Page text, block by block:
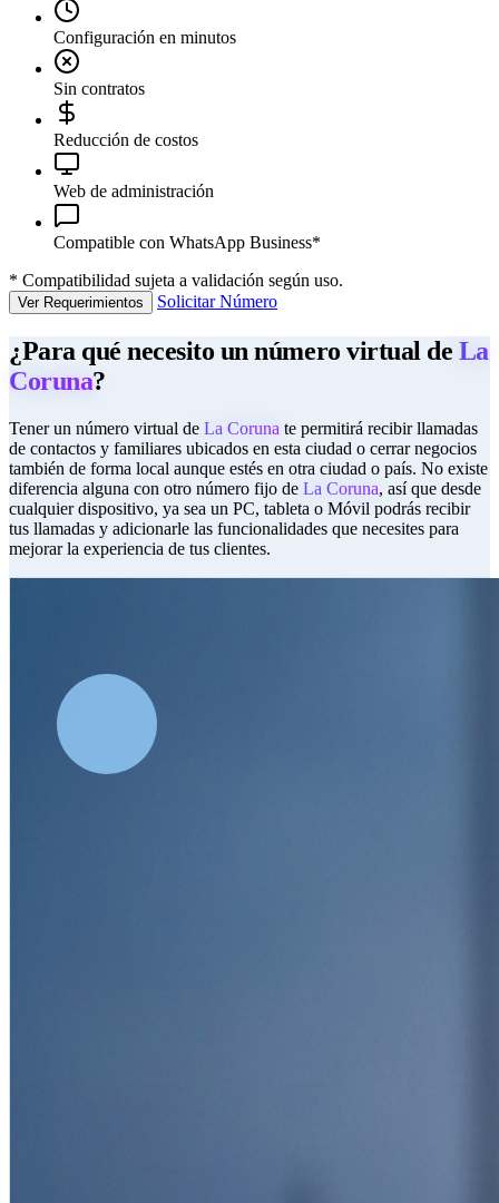
Configuración en minutos
Sin contratos
Reducción de costos
Web de administración
Compatible con WhatsApp Business*
* Compatibilidad sujeta a validación según uso.
Ver Requerimientos Solicitar Número
¿Para qué necesito un número virtual de La
Coruna?
Tener un número virtual de La Coruna te permitirá recibir llamadas
de contactos y familiares ubicados en esta ciudad o cerrar negocios
también de forma local aunque estés en otra ciudad o país. No existe
diferencia alguna con otro número fijo de La Coruna, así que desde
cualquier dispositivo, ya sea un PC, tableta o Móvil podrás recibir
tus llamadas y adicionarle las funcionalidades que necesites para
mejorar la experiencia de tus clientes.